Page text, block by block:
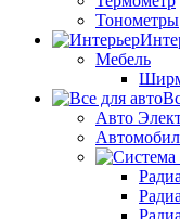
Тонометры
Мебель
Авто